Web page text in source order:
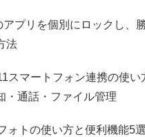
プリを個別にロックし、
法
スマートフォン連携の使い
・通話・ファイル管理
ォトの使い方と便利機能5